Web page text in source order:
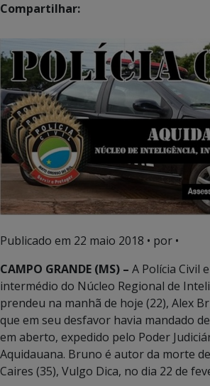
Compartilhar:
Publicado em 22 maio 2018 • por •
CAMPO GRANDE (MS) – A Polícia Civil
intermédio do Núcleo Regional de
prendeu na manhã de hoje (22), Alex
que em seu desfavor havia mandado
em aberto, expedido pelo Poder
Aquidauana. Bruno é autor da morte
Caires (35), Vulgo Dica, no dia 22 de